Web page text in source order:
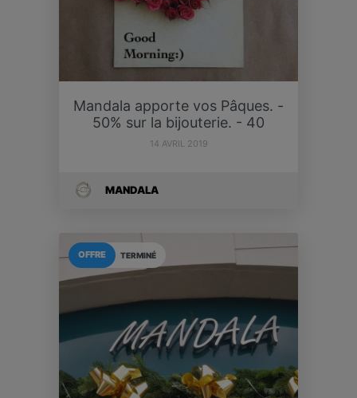
Mandala apporte vos Pâques. -
50% sur la bijouterie. - 40
14 AVRIL 2019
MANDALA
TERMINÉ
OFFRE